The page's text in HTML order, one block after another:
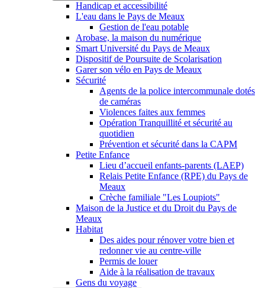
Handicap et accessibilité
L'eau dans le Pays de Meaux
Gestion de l'eau potable
Arobase, la maison du numérique
Smart Université du Pays de Meaux
Dispositif de Poursuite de Scolarisation
Garer son vélo en Pays de Meaux
Sécurité
Agents de la police intercommunale dotés
de caméras
Violences faites aux femmes
Opération Tranquillité et sécurité au
quotidien
Prévention et sécurité dans la CAPM
Petite Enfance
Lieu d’accueil enfants-parents (LAEP)
Relais Petite Enfance (RPE) du Pays de
Meaux
Crèche familiale "Les Loupiots"
Maison de la Justice et du Droit du Pays de
Meaux
Habitat
Des aides pour rénover votre bien et
redonner vie au centre-ville
Permis de louer
Aide à la réalisation de travaux
Gens du voyage